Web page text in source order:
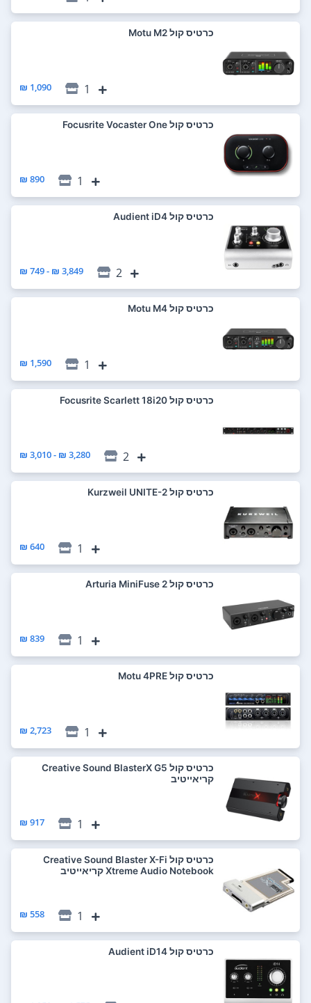
כרטיס קול Motu M2
1
1,090 ₪
כרטיס קול Focusrite Vocaster One
1
890 ₪
כרטיס קול Audient iD4
2
3,849 ₪ - 749 ₪
כרטיס קול Motu M4
1
1,590 ₪
כרטיס קול Focusrite Scarlett 18i20
2
3,280 ₪ - 3,010 ₪
כרטיס קול Kurzweil UNITE-2
1
640 ₪
כרטיס קול Arturia MiniFuse 2
1
839 ₪
כרטיס קול Motu 4PRE
1
2,723 ₪
כרטיס קול Creative Sound BlasterX G5
קריאייטיב
1
917 ₪
כרטיס קול Creative Sound Blaster X-Fi
Xtreme Audio Notebook קריאייטיב
1
558 ₪
כרטיס קול Audient iD14